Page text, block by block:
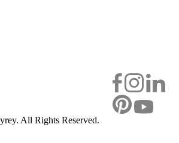
All Rights Reserved.